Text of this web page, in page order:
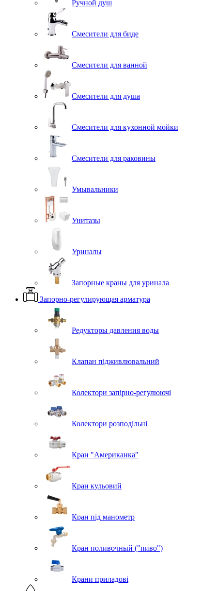
Ручной душ
Смесители для биде
Смесители для ванной
Смесители для душа
Смесители для кухонной мойки
Смесители для раковины
Умывальники
Унитазы
Уриналы
Запорные краны для уринала
Запорно-регулирующая арматура
Редукторы давления воды
Клапан підживлювальний
Колектори запірно-регулюючі
Колектори розподільні
Кран "Американка"
Кран кульовий
Кран під манометр
Кран поливочный ("пиво")
Крани приладові